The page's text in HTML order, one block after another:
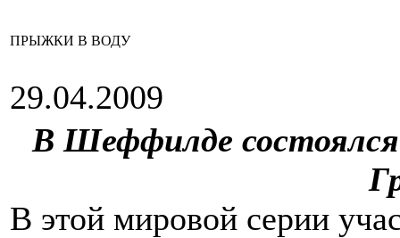
ПРЫЖКИ В ВОДУ
29.04.2009
В Шеффилде
В этой мировой серии